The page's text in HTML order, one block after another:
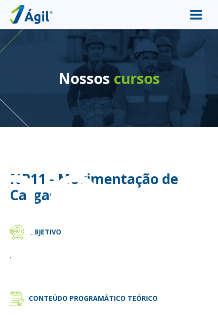
Nossos cursos
NR11 - Movimentação de
Cargas
OBJETIVO
.
CONTEÚDO PROGRAMÁTICO TEÓRICO